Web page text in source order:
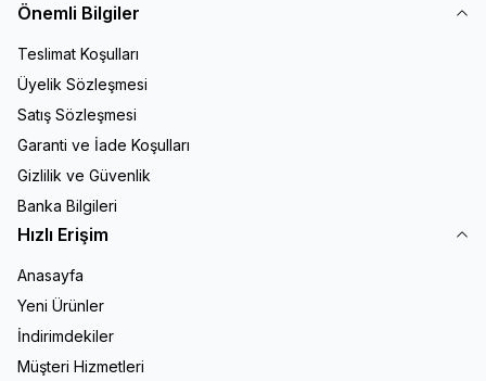
Önemli Bilgiler
Teslimat Koşulları
Üyelik Sözleşmesi
Satış Sözleşmesi
Garanti ve İade Koşulları
Gizlilik ve Güvenlik
Banka Bilgileri
Hızlı Erişim
Anasayfa
Yeni Ürünler
İndirimdekiler
Müşteri Hizmetleri